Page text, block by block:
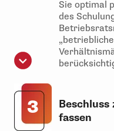
Sie optimal
des
3
fassen